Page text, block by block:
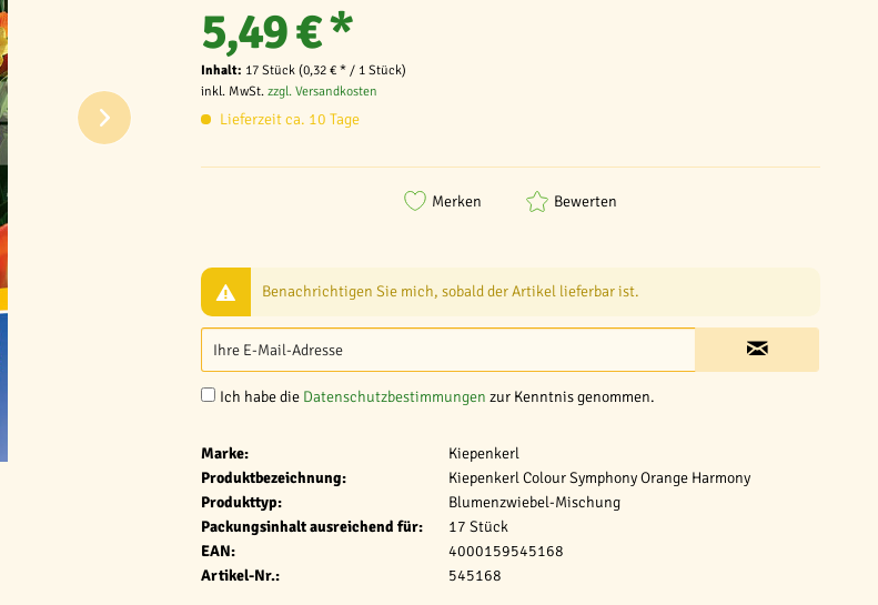
Benachrichtigen Sie mich, sobald der Artikel lieferbar ist.
Ich habe die Datenschutzbestimmungen zur Kenntnis genommen.
Marke:
Kiepenkerl
Produktbezeichnung:
Kiepenkerl Colour Symphony Orange Harmony
Produkttyp:
Blumenzwiebel-Mischung
Packungsinhalt ausreichend für:
17 Stück
EAN:
4000159545168
Artikel-Nr.:
545168
5,49 € *
Inhalt: 17 Stück (0,32 € * / 1 Stück)
inkl. MwSt. zzgl. Versandkosten
Lieferzeit ca. 10 Tage
Merken Bewerten